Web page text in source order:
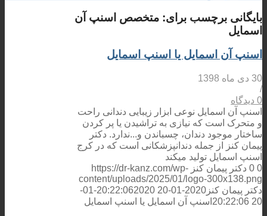
بایگانی برچسب برای: متخصص اسنپ آن
اسمایل
اسنپ آن اسمایل یا اسنپ اسمایل
30 دی ماه 1398
/
0 دیدگاه
اسنپ آن اسمایل نوعی ابزار زیبایی دندانی راحت
و متحرک است که نیازی به تراشیدن یا پر کردن
ساختار موجود دندان، چسباندن و...ندارد. دکتر
پیمان کنز از جمله دندانپزشکانی است که در کرج
اسنپ اسمایل تولید میکند
0
0 دکتر پیمان کنز https://dr-kanz.com/wp-
content/uploads/2025/01/logo-300x138.png
دکتر پیمان کنز 2020-01-20 20:22:06
2020-01-
20 20:22:06
اسنپ آن اسمایل یا اسنپ اسمایل